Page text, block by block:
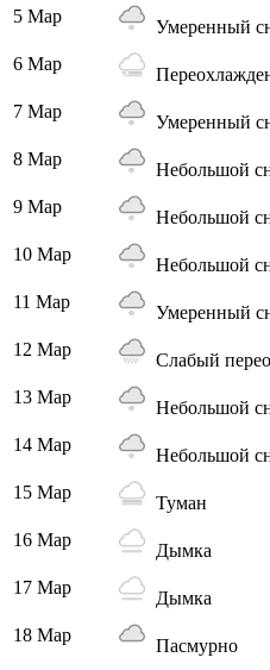
5 Мар
Умеренный
6 Мар
7 Мар
Умеренный
8 Мар
Небольшой
9 Мар
Небольшой
10 Мар
Небольшой
11 Мар
Умеренный
12 Мар
Слабый
13 Мар
Небольшой
14 Мар
Небольшой
15 Мар
Туман
16 Мар
Дымка
17 Мар
Дымка
18 Мар
Пасмурно